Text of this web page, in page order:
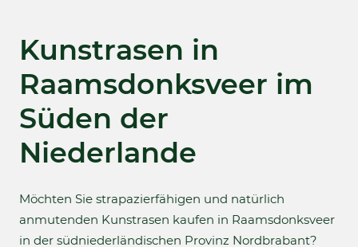
Kunstrasen in
Raamsdonksveer im
Süden der
Niederlande
Möchten Sie strapazierfähigen und natürlich
anmutenden Kunstrasen kaufen in Raamsdonksveer
in der südniederländischen Provinz Nordbrabant?